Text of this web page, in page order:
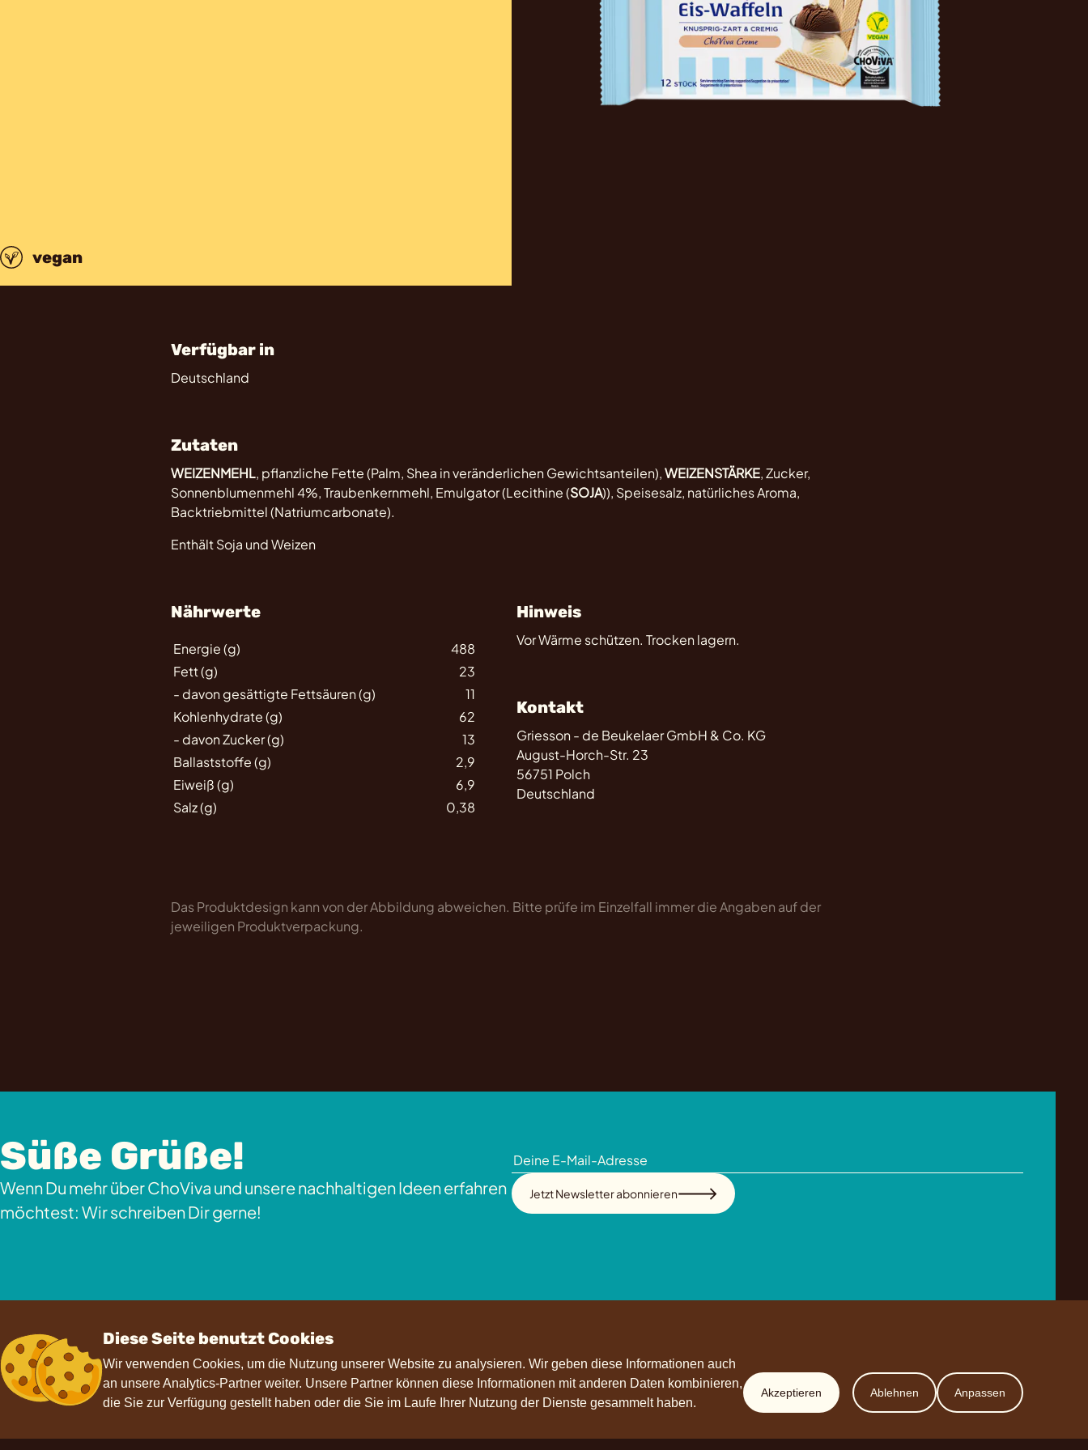
Diese Seite benutzt Cookies
Wir verwenden Cookies, um die Nutzung unserer Website zu analysieren. Wir geben diese Informationen auch
an unsere Analytics-Partner weiter. Unsere Partner können diese Informationen mit anderen Daten kombinieren,
die Sie zur Verfügung gestellt haben oder die Sie im Laufe Ihrer Nutzung der Dienste gesammelt haben.
Akzeptieren Ablehnen Anpassen
vegan
Verfügbar in
Deutschland
Zutaten
WEIZENMEHL, pflanzliche Fette (Palm, Shea in veränderlichen Gewichtsanteilen),WEIZENSTÄRKE, Zucker,
Sonnenblumenmehl 4%, Traubenkernmehl, Emulgator (Lecithine (SOJA)), Speisesalz, natürliches Aroma,
Backtriebmittel (Natriumcarbonate).
Enthält Soja und Weizen
Nährwerte
Energie (g)
488
Fett (g)
23
- davon gesättigte Fettsäuren (g)
11
Kohlenhydrate (g)
62
- davon Zucker (g)
13
Ballaststoffe (g)
2,9
Eiweiß (g)
6,9
Salz (g)
0,38
Hinweis
Vor Wärme schützen. Trocken lagern.
Kontakt
Griesson - de Beukelaer GmbH & Co. KG
August-Horch-Str. 23
56751 Polch
Deutschland
Das Produktdesign kann von der Abbildung abweichen. Bitte prüfe im Einzelfall immer die Angaben auf der
jeweiligen Produktverpackung.
Süße Grüße!
Wenn Du mehr über ChoViva und unsere nachhaltigen Ideen erfahren
möchtest: Wir schreiben Dir gerne!
Jetzt Newsletter abonnieren
Werde Partner